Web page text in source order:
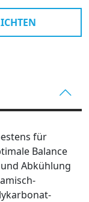
für
Balance
Abkühlung